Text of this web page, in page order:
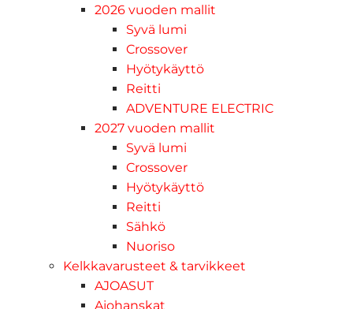
2026 vuoden mallit
Syvä lumi
Crossover
Hyötykäyttö
Reitti
ADVENTURE ELECTRIC
2027 vuoden mallit
Syvä lumi
Crossover
Hyötykäyttö
Reitti
Sähkö
Nuoriso
Kelkkavarusteet & tarvikkeet
AJOASUT
Ajohanskat